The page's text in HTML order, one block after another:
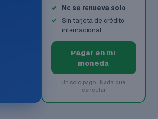
No se renueva solo
Sin tarjeta de crédito
internacional
Pagar en mi
moneda
Un solo pago · Nada que
cancelar